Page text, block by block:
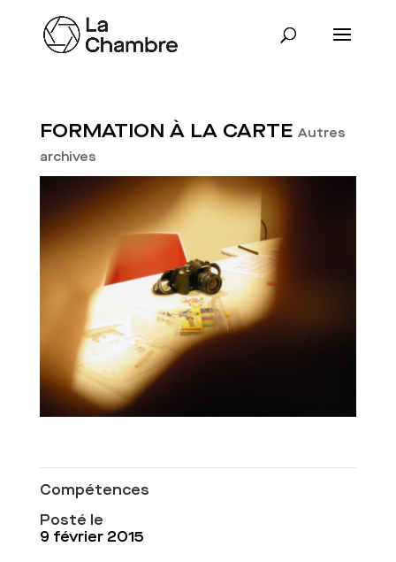
FORMATION À LA CARTE Autres
archives
Compétences
Posté le
9 février 2015